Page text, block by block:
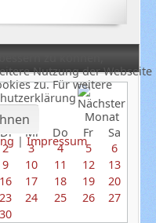
Di Mi Do Fr
Sa
2 3 4 5
6
9 10 11 12
13
16 17 18 19
20
23 24 25 26
27
30
zu können,
Nutzung der Webseite
zu. Für weitere
|Impressum